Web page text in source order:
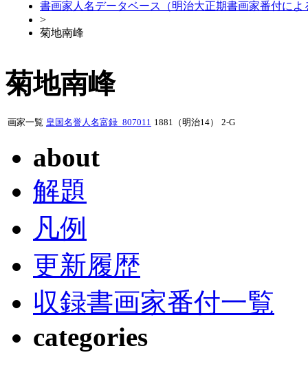
書画家人名データベース（明治大正期書画家番付によ
>
菊地南峰
菊地南峰
画家一覧 皇国名誉人名富録_807011 1881（明治14） 2-G
about
解題
凡例
更新履歴
収録書画家番付一覧
categories